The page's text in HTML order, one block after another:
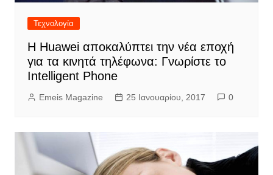
Τεχνολογία
H Huawei αποκαλύπτει την νέα εποχή
για τα κινητά τηλέφωνα: Γνωρίστε το
Intelligent Phone
Emeis Magazine 25 Ιανουαρίου, 2017 0